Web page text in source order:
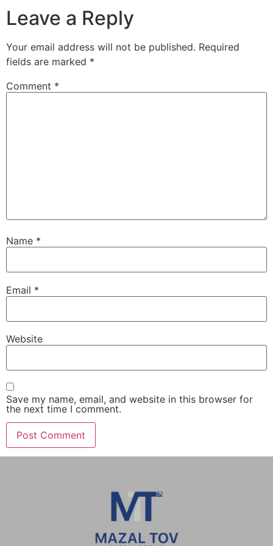
Leave a Reply
Your email address will not be published. Required
fields are marked *
Comment *
Name *
Email *
Website
Save my name, email, and website in this browser for
the next time I comment.